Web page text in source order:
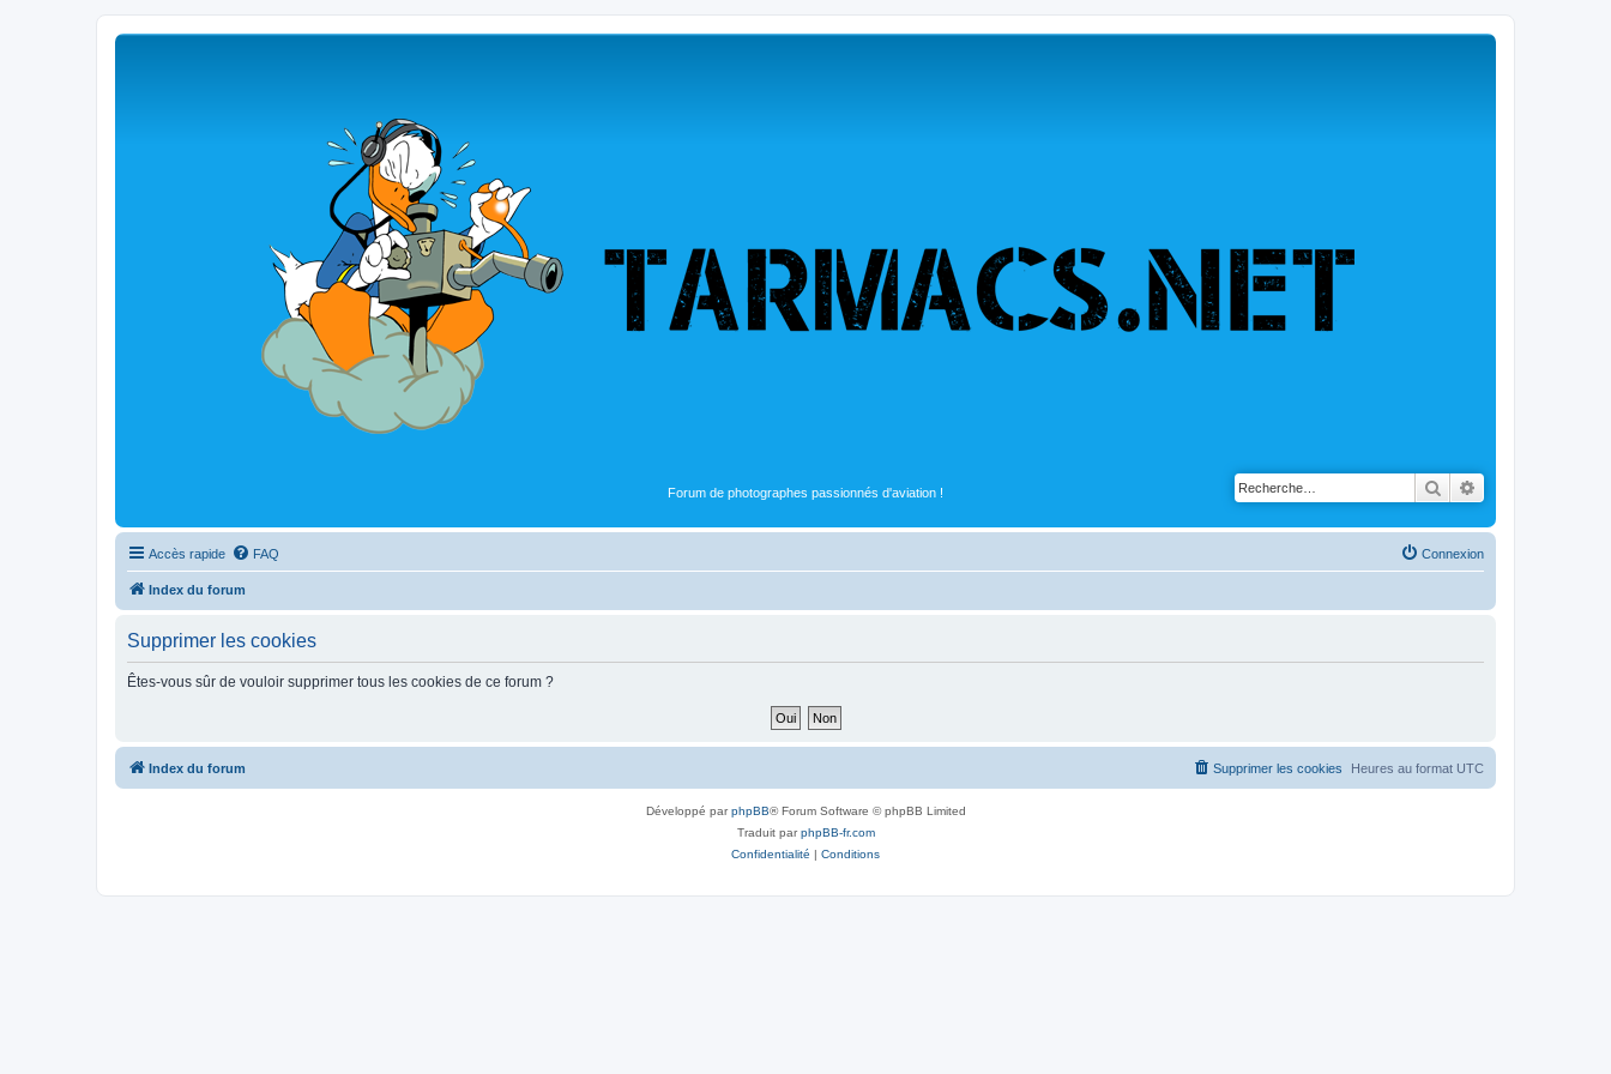
Forum de photographes passionnés d'aviation ! Rechercher
Accès rapide FAQ Connexion
Index du forum
Supprimer les cookies
Êtes-vous sûr de vouloir supprimer tous les cookies de ce forum ?
Index du forum Heures au format UTC
Supprimer les cookies
Développé parphpBB® Forum Software © phpBB Limited
Traduit parphpBB-fr.com
Confidentialité | Conditions